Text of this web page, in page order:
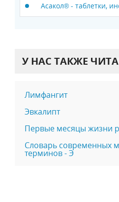
Асакол® - таблетки,
У НАС ТАКЖЕ
Лимфангит
Эвкалипт
Первые месяцы жизни
Словарь современных
терминов - Э